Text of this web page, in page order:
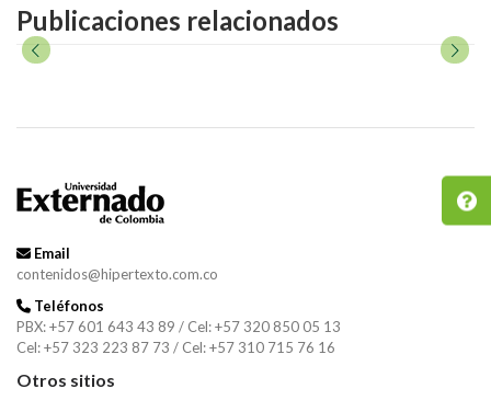
Publicaciones relacionados
Email
contenidos@hipertexto.com.co
Teléfonos
PBX: +57 601 643 43 89 / Cel: +57 320 850 05 13
Cel: +57 323 223 87 73 / Cel: +57 310 715 76 16
Otros sitios